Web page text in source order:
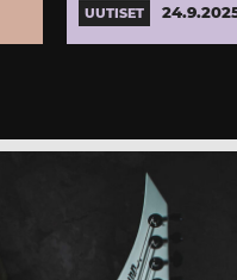
UUTISET